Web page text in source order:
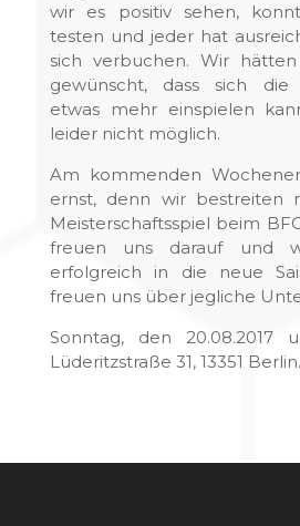
wir es positiv sehen,
testen und jeder hat
sich verbuchen. Wir
gewünscht, dass sich die
etwas mehr einspielen
leider nicht möglich.
Am kommenden
ernst, denn wir bestreiten
Meisterschaftsspiel beim
freuen uns darauf und
erfolgreich in die neue
freuen uns über jegliche
Sonntag, den 20.08.2017
Lüderitzstraße 31, 13351 Berlin.